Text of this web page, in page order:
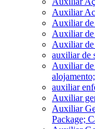
Auxiliar
Auxiliar de
Auxiliar
Auxiliar de
auxiliar de
Auxiliar de
auxiliar
Auxiliar
Auxiliar
Package;